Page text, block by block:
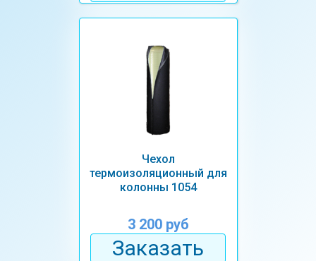
Чехол
термоизоляционный для
колонны 1054
3 200 руб
Заказать